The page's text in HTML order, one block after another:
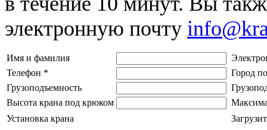
электронную почту
Имя и фамилия
Телефон *
Город
Грузоподъемность
Высота крана под крюком
Установка крана